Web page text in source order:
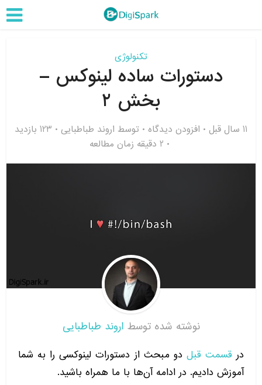
تکنولوژی
دستورات ساده لینوکس –
بخش ۲
11 سال قبل افزودن دیدگاه توسط اروند طباطبایی
123 بازدید
2 دقیقه زمان مطالعه
نوشته شده توسط اروند طباطبایی
درقسمت قبل دو مبحث از دستورات لینوکسی را به شما
آموزش دادیم. در ادامه آن‌ها با ما همراه باشید.